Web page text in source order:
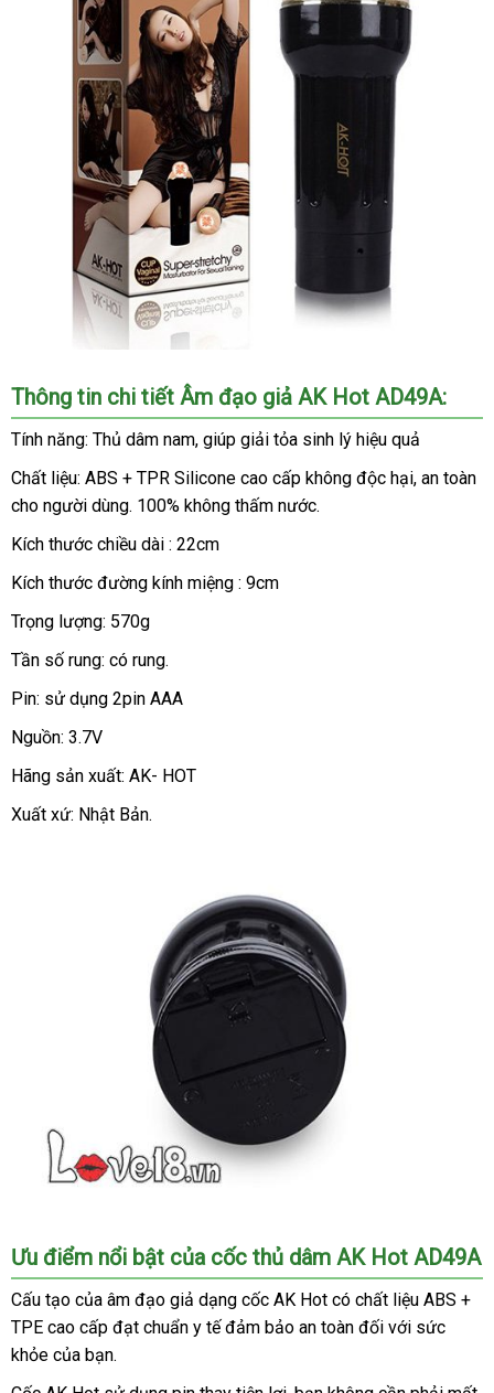
Âm
đạo
giả
cốc
AK
AD49A
dành
giá
rẻ
những
anh
chàng
độc
khát
tình
không
Thông tin chi tiết Âm đạo giả AK Hot AD49A:
Tính năng: Thủ dâm namqua
app
, giúp giải tỏa sinh lý hiệu quả
Chất liệu: ABS + TPR Silicone cao cấp không độc hạisiêu
, an toàn
cho người dùngshop
. 100% không thấm nước.
Kích thước chiều dài : 22cm
Kích thước đường kính miệng : 9cm
Trọng lượng: 570g
Tần số rung: có rung.
Pin: sử dụng 2pin AAA
Nguồn: 3.7V
Hãng sản xuất: AK- HOT
Xuất xứ: Nhật Bản.
đáy
sửa
chữa
của
đạo
giả
dạng
Ưu điểm nổi bật gần
nhất
của cốc thủ dâm AK Hot AD49A
Cấu tạo trung
tâm
của âm đạo giả dạng cốc AK Hot có chất liệu ABS +
TPE cao cấp đạt chuẩn y tế đảm bảo an toàn đối báo
với sức
khỏe địa
chỉ
của bạn.